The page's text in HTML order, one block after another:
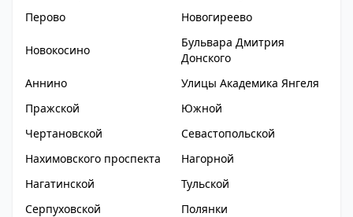
Перово
Новогиреево
Новокосино
Бульвара Дмитрия
Донского
Аннино
Улицы Академика Янгеля
Пражской
Южной
Чертановской
Севастопольской
Нахимовского проспекта
Нагорной
Нагатинской
Тульской
Серпуховской
Полянки